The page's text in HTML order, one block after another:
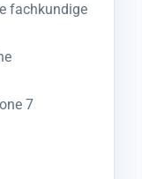
fachkundige
7